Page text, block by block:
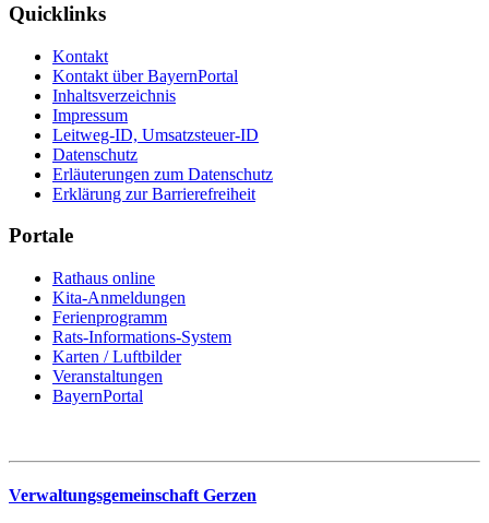
Quicklinks
Kontakt
Kontakt über BayernPortal
Inhaltsverzeichnis
Impressum
Leitweg-ID, Umsatzsteuer-ID
Datenschutz
Erläuterungen zum Datenschutz
Erklärung zur Barrierefreiheit
Portale
Rathaus online
Kita-Anmeldungen
Ferienprogramm
Rats-Informations-System
Karten / Luftbilder
Veranstaltungen
BayernPortal
Verwaltungsgemeinschaft Gerzen